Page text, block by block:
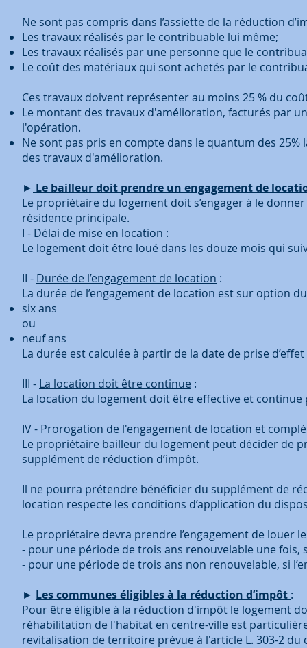
Ne sont pas compris dans l’assiette de la réduction
Les travaux réalisés par le contribuable lui même;
Les travaux réalisés par une personne que le
Le coût des matériaux qui sont achetés par le
Ces travaux doivent représenter au moins 25 % du
Le montant des travaux d'amélioration, facturés par
l'opération.
Ne sont pas pris en compte dans le quantum des
des travaux d'amélioration.
► Le bailleur doit prendre un engagement de
Le propriétaire du logement doit s’engager à le
résidence principale.
I - Délai de mise en location :
Le logement doit être loué dans les douze mois qui
II - Durée de l’engagement de location :
La durée de l’engagement de location est sur option
six ans
ou
neuf ans
La durée est calculée à partir de la date de prise
III - La location doit être continue :
La location du logement doit être effective et
IV - Prorogation de l'engagement de location et
Le propriétaire bailleur du logement peut décider de
supplément de réduction d’impôt.
Il ne pourra prétendre bénéficier du supplément de
location respecte les conditions d’application du
Le propriétaire devra prendre l’engagement de louer
- pour une période de trois ans renouvelable une fois,
- pour une période de trois ans non renouvelable, si
► Les communes éligibles à la réduction d’impôt :
Pour être éligible à la réduction d'impôt le logement
réhabilitation de l'habitat en centre-ville est
revitalisation de territoire prévue à l'article L. 303-2